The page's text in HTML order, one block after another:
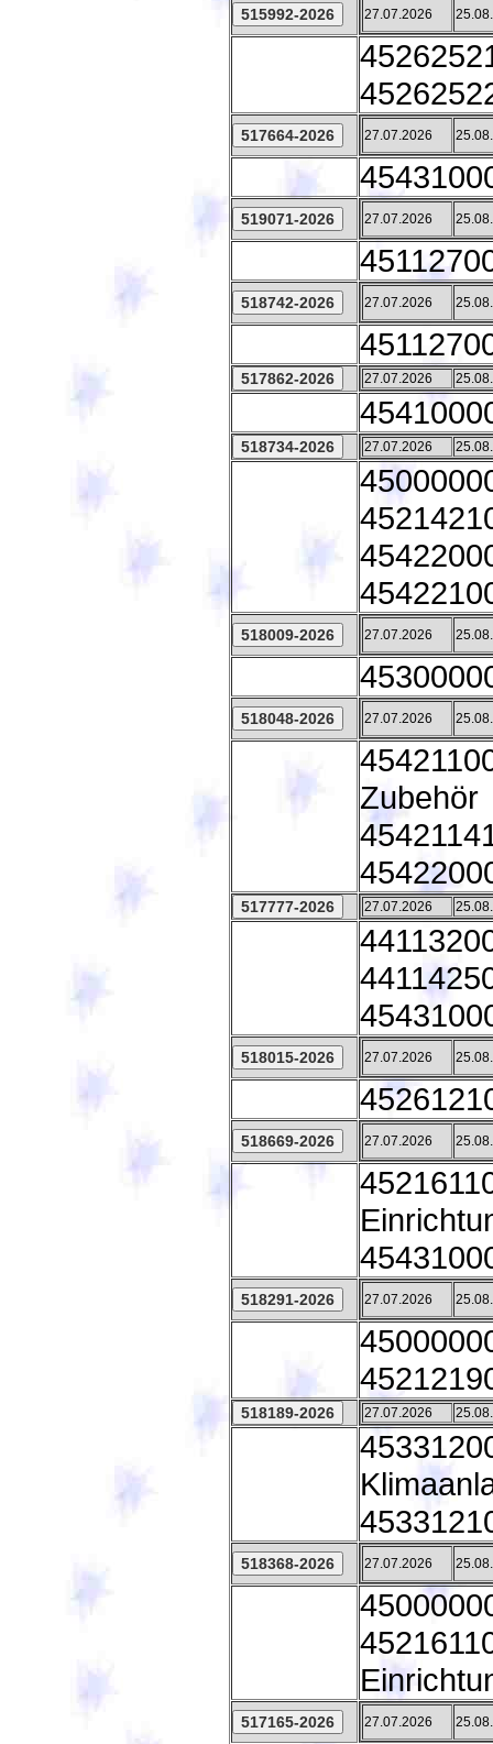
27.07.2026
27.07.2026
27.07.2026
27.07.2026
27.07.2026
27.07.2026
27.07.2026
27.07.2026
Zubehör
27.07.2026
27.07.2026
27.07.2026
27.07.2026
27.07.2026
27.07.2026
27.07.2026